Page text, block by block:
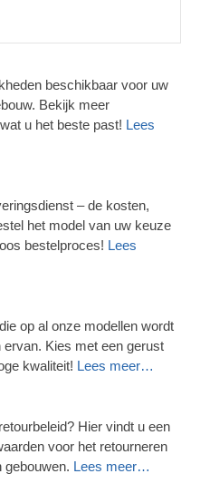
beschikbaar voor uw
Bekijk meer
u het beste past! Lees
– de kosten,
het model van uw keuze
bestelproces! Lees
op al onze modellen wordt
Kies met een gerust
kwaliteit! Lees meer…
Hier vindt u een
voor het retourneren
gebouwen. Lees meer…